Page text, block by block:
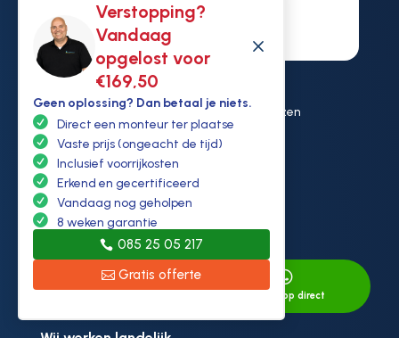
Verstopping?
Vandaag
opgelost voor
€169,50
M
Geen oplossing? Dan betaal je niets.
Direct een monteur ter plaatse
Vaste prijs (ongeacht de tijd)
Inclusief voorrijkosten
Erkend en gecertificeerd
Vandaag nog geholpen
8 weken garantie
085 25 05 217
Gratis offerte
Contactgegevens
Nijverheidscentrum 40 2761JP Zevenhuizen
 info@ontstoppen.nl
 085 2505 217
 KVK: 94307431
Openingstijden:
Ma, Wo, Do & Vr – 08:30–17:00
Di – 08:30–21:00
Za – 10:00–15:00
 
Whatsapp direct